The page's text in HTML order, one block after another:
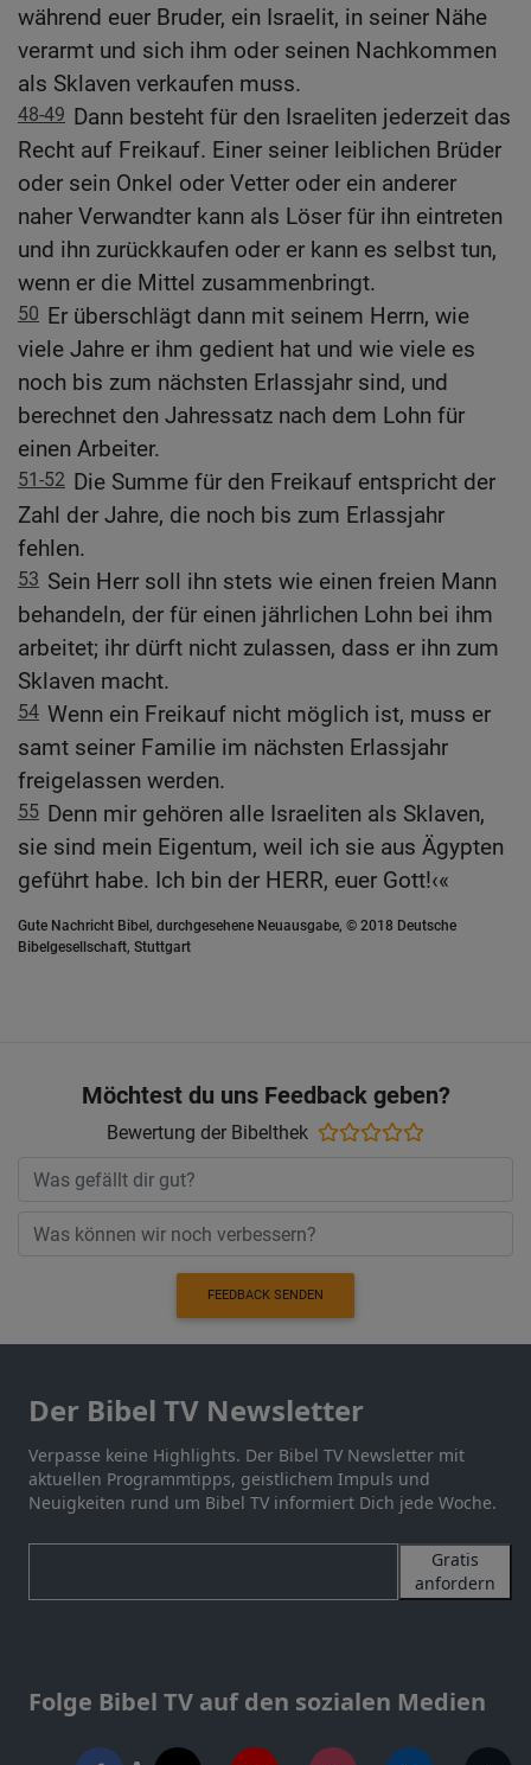
während euer Bruder, ein Israelit, in seiner Nähe
verarmt und sich ihm oder seinen Nachkommen
als Sklaven verkaufen muss.
48-49 Dann besteht für den Israeliten jederzeit das
Recht auf Freikauf. Einer seiner leiblichen Brüder
oder sein Onkel oder Vetter oder ein anderer
naher Verwandter kann als Löser für ihn eintreten
und ihn zurückkaufen oder er kann es selbst tun,
wenn er die Mittel zusammenbringt.
50 Er überschlägt dann mit seinem Herrn, wie
viele Jahre er ihm gedient hat und wie viele es
noch bis zum nächsten Erlassjahr sind, und
berechnet den Jahressatz nach dem Lohn für
einen Arbeiter.
51-52 Die Summe für den Freikauf entspricht der
Zahl der Jahre, die noch bis zum Erlassjahr
fehlen.
53 Sein Herr soll ihn stets wie einen freien Mann
behandeln, der für einen jährlichen Lohn bei ihm
arbeitet; ihr dürft nicht zulassen, dass er ihn zum
Sklaven macht.
54 Wenn ein Freikauf nicht möglich ist, muss er
samt seiner Familie im nächsten Erlassjahr
freigelassen werden.
55 Denn mir gehören alle Israeliten als Sklaven,
sie sind mein Eigentum, weil ich sie aus Ägypten
geführt habe. Ich bin der HERR, euer Gott!‹«
Gute Nachricht Bibel, durchgesehene Neuausgabe, © 2018 Deutsche
Bibelgesellschaft, Stuttgart
Möchtest du uns Feedback geben?
Bewertung der Bibelthek
FEEDBACK SENDEN
Der Bibel TV Newsletter
Verpasse keine Highlights. Der Bibel TV Newsletter mit
aktuellen Programmtipps, geistlichem Impuls und
Neuigkeiten rund um Bibel TV informiert Dich jede Woche.
Gratis
anfordern
Folge Bibel TV auf den sozialen Medien